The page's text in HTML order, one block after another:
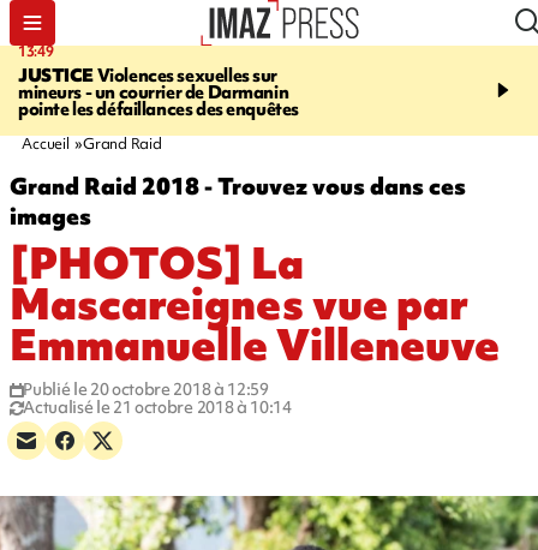
13:49
JUSTICEViolences sexuelles sur
mineurs - un courrier de Darmanin
pointe les défaillances des enquêtes
17:59
Corniche - la route du
Accueil Grand Raid
Grand Raid 2018 - Trouvez vous dans ces
images
[PHOTOS] La
Mascareignes vue par
Emmanuelle Villeneuve
Publié le 20 octobre 2018 à 12:59
Actualisé le 21 octobre 2018 à 10:14